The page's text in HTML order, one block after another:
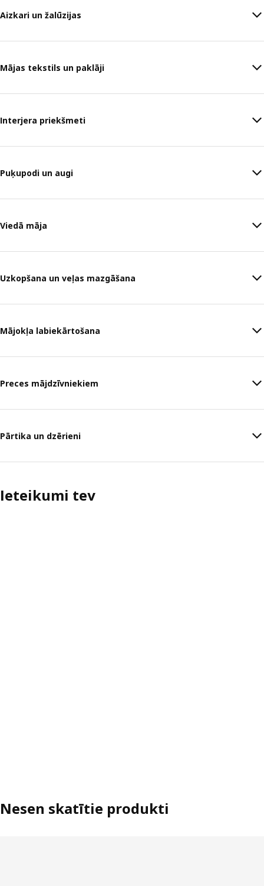
Aizkari un žalūzijas
Mājas tekstils un paklāji
Interjera priekšmeti
Puķupodi un augi
Viedā māja
Uzkopšana un veļas mazgāšana
Mājokļa labiekārtošana
Preces mājdzīvniekiem
Pārtika un dzērieni
Ieteikumi tev
Nesen skatītie produkti